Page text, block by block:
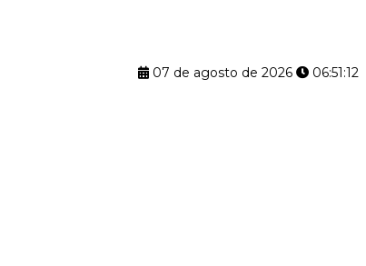
07 de agosto de 2026 06:51:12